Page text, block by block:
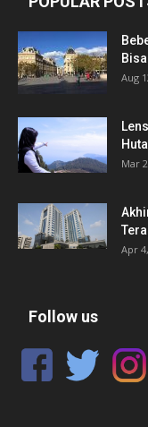
Aug
Mar
Apr
Follow us